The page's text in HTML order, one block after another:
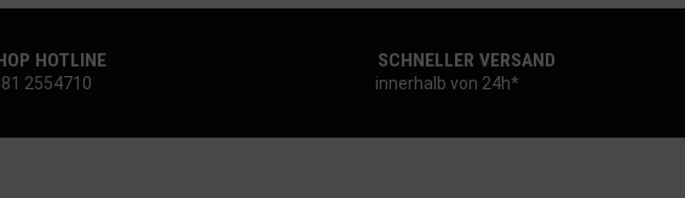
HOTLINE
2554710
SCHNELLER VERSAND
innerhalb von 24h*